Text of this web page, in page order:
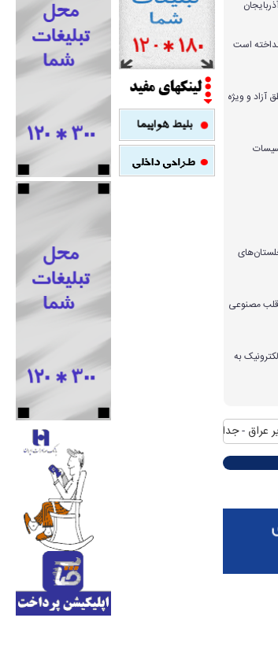
است
آزاد و ویژه
ازنخلستان‌های
قلب مصنوعی
به
مکرر آتش و نیزار/ شعله‌های طمع که برای تصرف زبانه